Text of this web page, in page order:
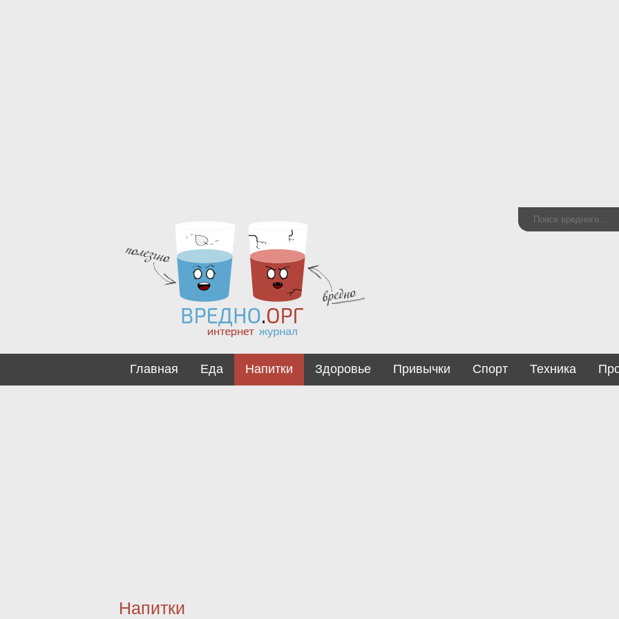
Главная Еда Напитки Здоровье Привычки Спорт Техника
Напитки